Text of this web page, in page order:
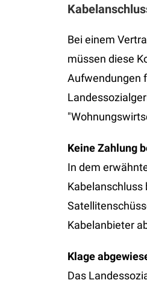
Bei einem
müssen diese
Aufwendungen
Keine Zahlung
In dem
Kabelanbieter
Klage
Das